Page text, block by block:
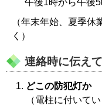
午後1時から午後
（年末年始、夏季
く）
連絡時に伝え
どこの防犯灯か
（電柱に付いて